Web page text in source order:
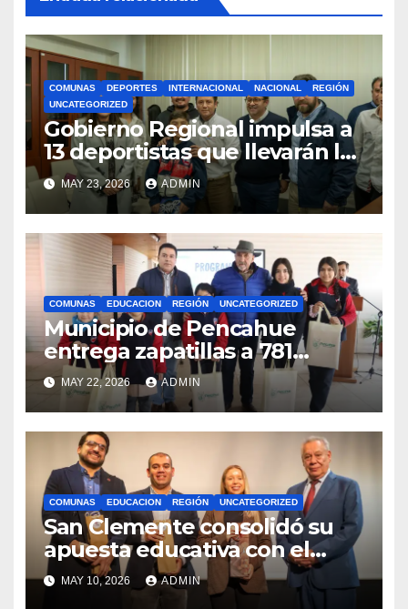
COMUNAS DEPORTES INTERNACIONAL NACIONAL
REGIÓN
UNCATEGORIZED
Gobierno Regional impulsa a
13 deportistas que llevarán la
bandera maulina a
competencias
internacionales
MAY 23, 2026 ADMIN
COMUNAS EDUCACION REGIÓN UNCATEGORIZED
Municipio de Pencahue
entrega zapatillas a 781
estudiantes con recursos del
Royalty Minero
MAY 22, 2026 ADMIN
COMUNAS EDUCACION REGIÓN UNCATEGORIZED
San Clemente consolidó su
apuesta educativa con el
lanzamiento del
Preuniversitario Brotes 2026
MAY 10, 2026 ADMIN